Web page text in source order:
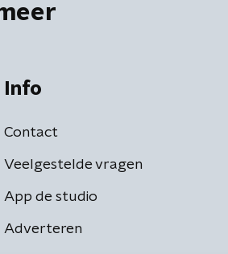
Info
Contact
Veelgestelde vragen
App de studio
Adverteren